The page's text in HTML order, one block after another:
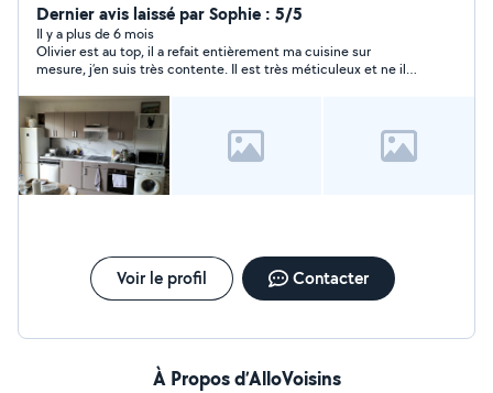
flottant, carrelages, papier peint,toile de verre, pose d
une sdb complète, plomberie sanitaire, etc...étant tres
manuel.JE suis joingnable par tel ou par mail.
Dernier avis laissé par Sophie : 5/5
Il y a plus de 6 mois
Olivier est au top, il a refait entièrement ma cuisine sur
mesure, j’en suis très contente. Il est très méticuleux et ne il
vous faire plaisir. Je le recommande vivement ? Ce n’était pas
un travail facile mais le résultat est nickel ?
Voir le profil Contacter
À Propos d’AlloVoisins